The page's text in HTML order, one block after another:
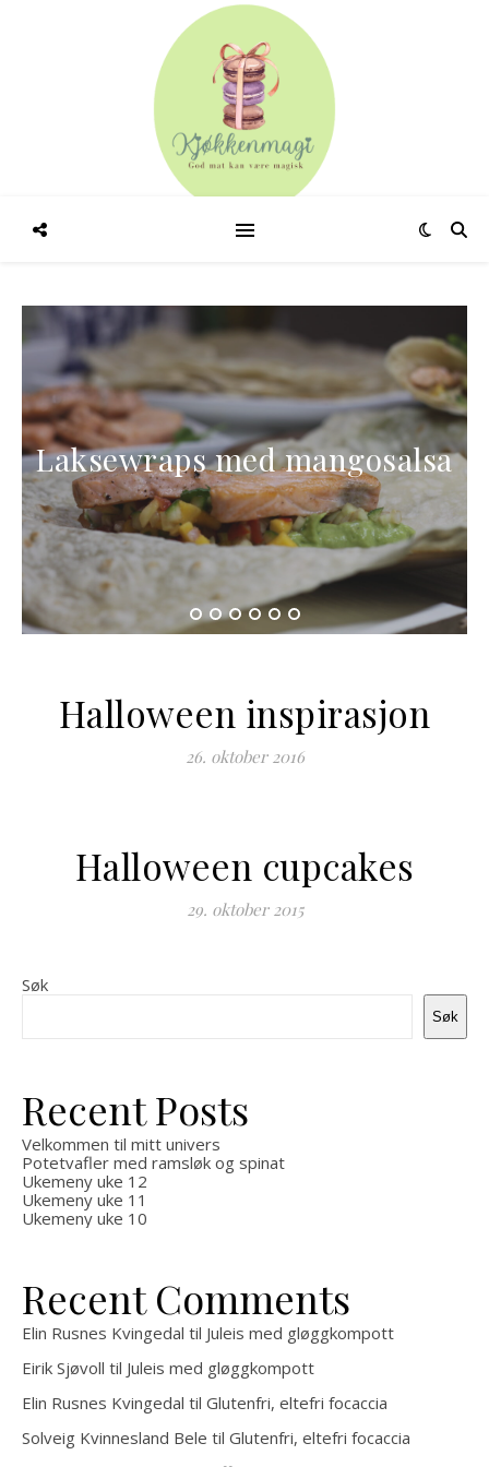
Laksewraps med mangosalsa
Halloween inspirasjon
26. oktober 2016
Halloween cupcakes
29. oktober 2015
Søk
Søk
Recent Posts
Velkommen til mitt univers
Potetvafler med ramsløk og spinat
Ukemeny uke 12
Ukemeny uke 11
Ukemeny uke 10
Recent Comments
Elin Rusnes Kvingedal til Juleis med gløggkompott
Eirik Sjøvoll til Juleis med gløggkompott
Elin Rusnes Kvingedal til Glutenfri, eltefri focaccia
Solveig Kvinnesland Bele til Glutenfri, eltefri focaccia